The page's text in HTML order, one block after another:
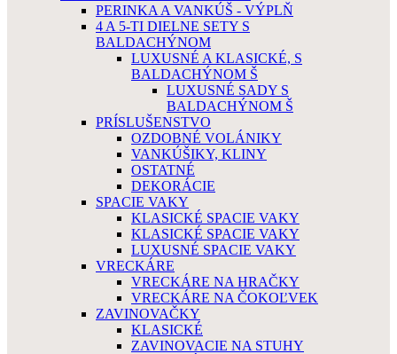
PERINKA A VANKÚŠ - VÝPLŇ
4 A 5-TI DIELNE SETY S
BALDACHÝNOM
LUXUSNÉ A KLASICKÉ, S
BALDACHÝNOM Š
LUXUSNÉ SADY S
BALDACHÝNOM Š
PRÍSLUŠENSTVO
OZDOBNÉ VOLÁNIKY
VANKÚŠIKY, KLINY
OSTATNÉ
DEKORÁCIE
SPACIE VAKY
KLASICKÉ SPACIE VAKY
KLASICKÉ SPACIE VAKY
LUXUSNÉ SPACIE VAKY
VRECKÁRE
VRECKÁRE NA HRAČKY
VRECKÁRE NA ČOKOĽVEK
ZAVINOVAČKY
KLASICKÉ
ZAVINOVACIE NA STUHY